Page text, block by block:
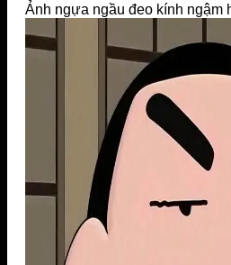
Ảnh ngựa ngầu đeo kính ngậm